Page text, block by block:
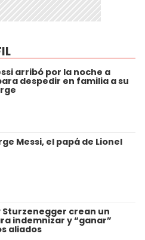
arribó por la noche a
despedir en familia a su
Messi, el papá de Lionel
Sturzenegger crean un
indemnizar y “ganar”
aliados